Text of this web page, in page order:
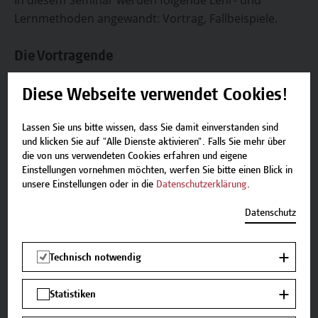
Lernmethoden angewandt: Vortrag, Fallbeispiele.
Die Vortragende
Mag.a Veronika Stemberger, BA
Auf einen Blick
Personen in Sozialen Berufen und Interessierte
mit Vorwissen zu materieller Sicherung, die sich
vertieft mit aufenthaltsrechtlichen
Konstellationen beschäftigen möchten.
Abschluss
Diese Webseite verwendet Cookies!
Lassen Sie uns bitte wissen, dass Sie damit einverstanden sind
und klicken Sie auf "Alle Dienste aktivieren". Falls Sie mehr über
die von uns verwendeten Cookies erfahren und eigene
Einstellungen vornehmen möchten, werfen Sie bitte einen Blick in
unsere Einstellungen oder in die Datenschutzerklärung.
Datenschutz
Technisch notwendig
Statistiken